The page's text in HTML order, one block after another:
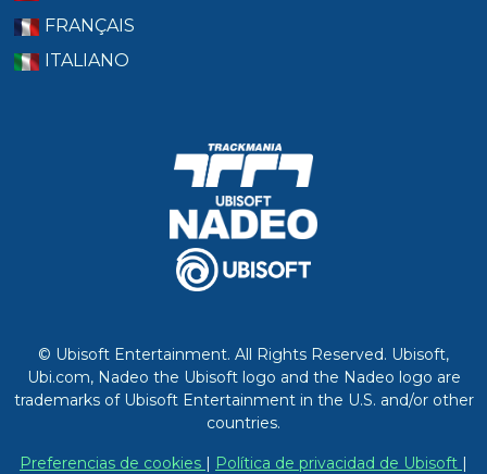
FRANÇAIS
ITALIANO
© Ubisoft Entertainment. All Rights Reserved. Ubisoft,
Ubi.com, Nadeo the Ubisoft logo and the Nadeo logo are
trademarks of Ubisoft Entertainment in the U.S. and/or other
countries.
Preferencias de cookies | Política de privacidad de Ubisoft |